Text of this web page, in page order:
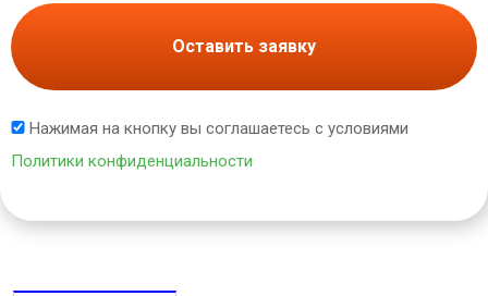
Оставить заявку
Нажимая на кнопку вы соглашаетесь с условиями
Политики конфиденциальности